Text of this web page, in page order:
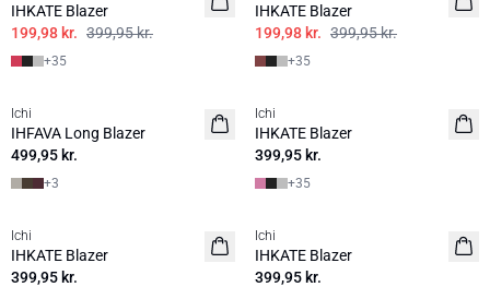
IHKATE Blazer
199,98 kr. 399,95 kr.
+35
IHKATE Blazer
199,98 kr. 399,95 kr.
+35
Ichi
IHFAVA Long Blazer
499,95 kr.
+3
Ichi
IHKATE Blazer
399,95 kr.
+35
Ichi
IHKATE Blazer
399,95 kr.
BASIC
Ichi
IHKATE Blazer
399,95 kr.